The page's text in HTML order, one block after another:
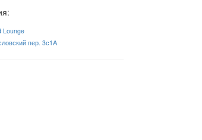
Lounge
пер. 3с1А